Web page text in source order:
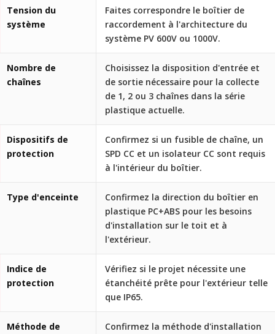
Tension du
système
Faites correspondre le boîtier de
raccordement à l'architecture du
système PV 600V ou 1000V.
Nombre de
chaînes
Choisissez la disposition d'entrée et
de sortie nécessaire pour la collecte
de 1, 2 ou 3 chaînes dans la série
plastique actuelle.
Dispositifs de
protection
Confirmez si un fusible de chaîne, un
SPD CC et un isolateur CC sont requis
à l'intérieur du boîtier.
Type d'enceinte
Confirmez la direction du boîtier en
plastique PC+ABS pour les besoins
d'installation sur le toit et à
l'extérieur.
Indice de
protection
Vérifiez si le projet nécessite une
étanchéité prête pour l'extérieur telle
que IP65.
Méthode de
Confirmez la méthode d'installation